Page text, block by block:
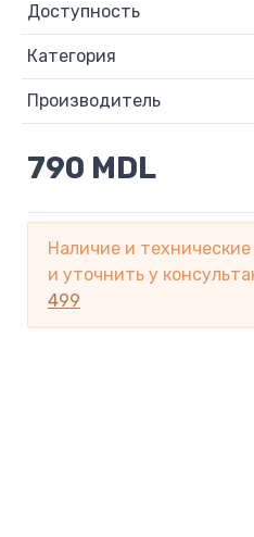
Доступность
Категория
Производитель
790 MDL
Наличие и
и уточнить у
499